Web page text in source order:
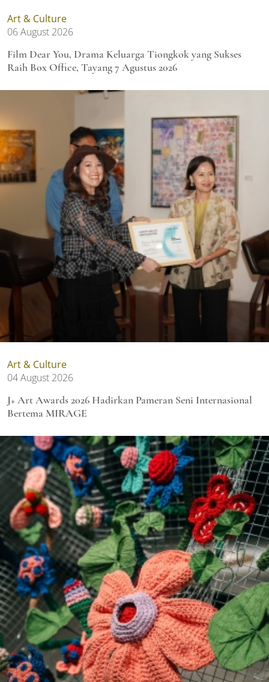
Art & Culture
06 August 2026
Film Dear You, Drama Keluarga Tiongkok yang Sukses
Raih Box Office, Tayang 7 Agustus 2026
Art & Culture
04 August 2026
J+ Art Awards 2026 Hadirkan Pameran Seni Internasional
Bertema MIRAGE